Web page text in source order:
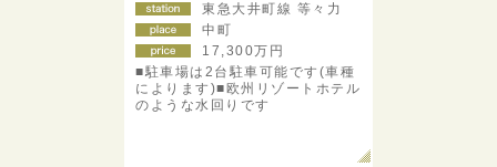
東急大井町線 等々力
中町
17,300万円
■駐車場は2台駐車可能です(車種
によります)■欧州リゾートホテル
のような水回りです